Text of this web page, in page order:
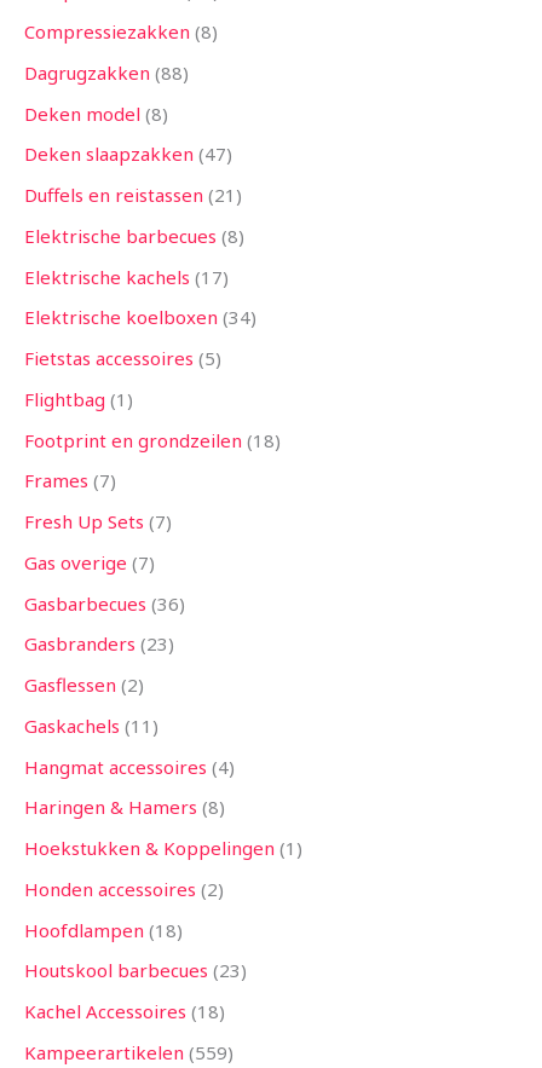
Compressiezakken 8
Dagrugzakken 88
Deken model 8
Deken slaapzakken 47
Duffels en reistassen 21
Elektrische barbecues 8
Elektrische kachels 17
Elektrische koelboxen 34
Fietstas accessoires 5
Flightbag 1
Footprint en grondzeilen 18
Frames 7
Fresh Up Sets 7
Gas overige 7
Gasbarbecues 36
Gasbranders 23
Gasflessen 2
Gaskachels 11
Hangmat accessoires 4
Haringen & Hamers 8
Hoekstukken & Koppelingen 1
Honden accessoires 2
Hoofdlampen 18
Houtskool barbecues 23
Kachel Accessoires 18
Kampeerartikelen 559